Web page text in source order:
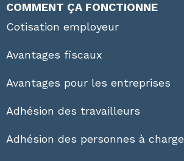
COMMENT ÇA FONCTIONNE
Cotisation employeur
Avantages fiscaux
Avantages pour les entreprises
Adhésion des travailleurs
Adhésion des personnes à charge